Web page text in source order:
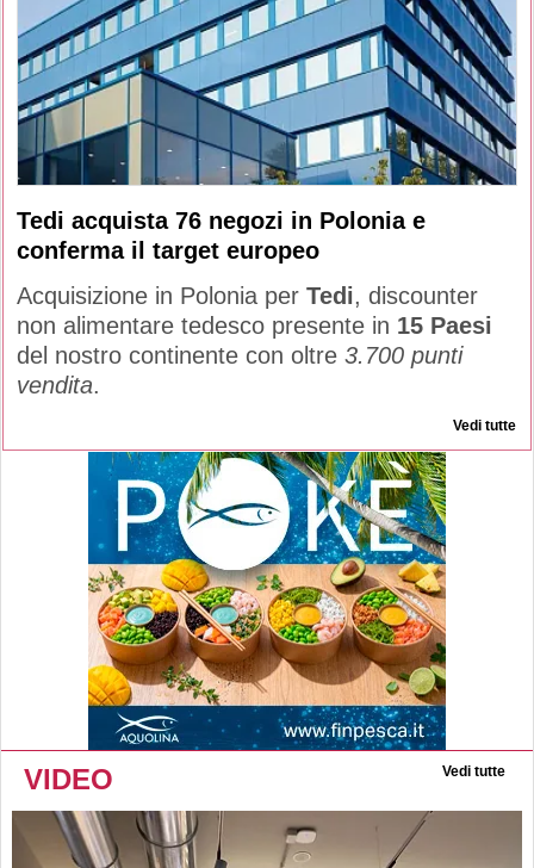
Tedi acquista 76 negozi in Polonia e
conferma il target europeo
Acquisizione in Polonia per Tedi, discounter
non alimentare tedesco presente in 15 Paesi
del nostro continente con oltre 3.700 punti
vendita.
Vedi tutte
VIDEO Vedi tutte